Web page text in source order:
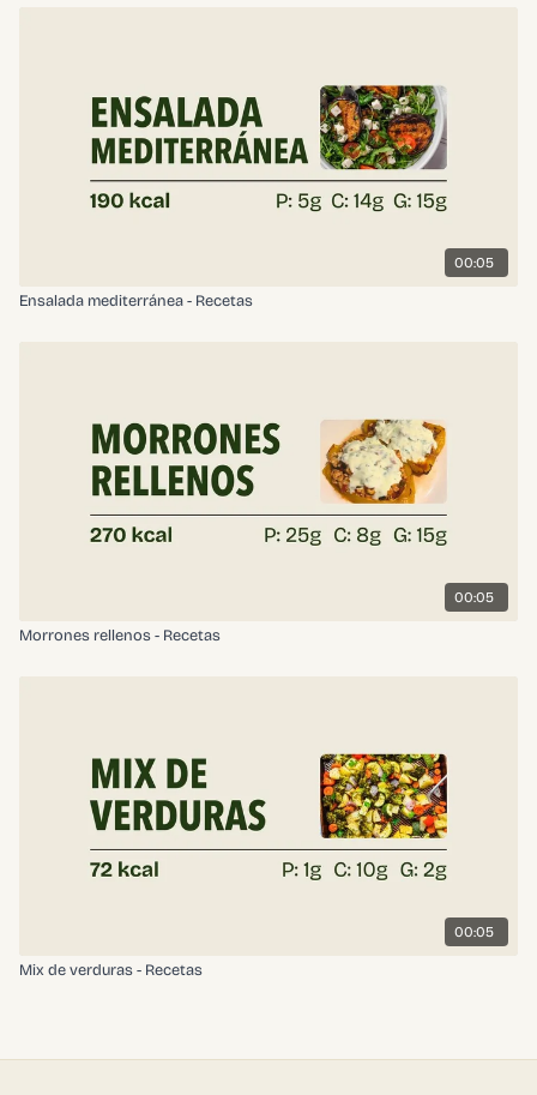
00:05
Ensalada mediterránea - Recetas
00:05
Morrones rellenos - Recetas
00:05
Mix de verduras - Recetas